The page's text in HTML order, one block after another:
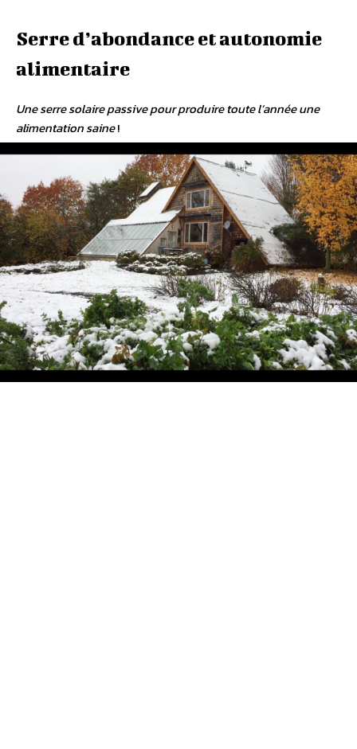
Serre d’abondance et autonomie
alimentaire
Une serre solaire passive pour produire toute l’année une
alimentation saine!